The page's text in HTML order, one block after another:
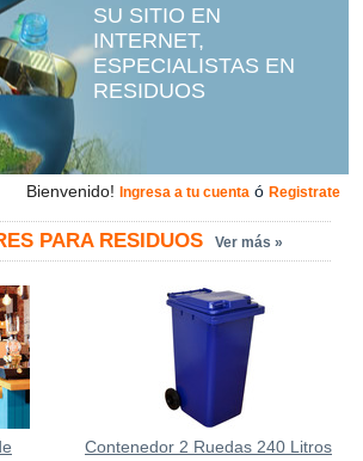
SU SITIO EN
INTERNET,
ESPECIALISTAS EN
RESIDUOS
Bienvenido! Ingresa a tu cuenta ó Registrate
PARA RESIDUOS Ver más »
Contenedor 2 Ruedas 240 Litros